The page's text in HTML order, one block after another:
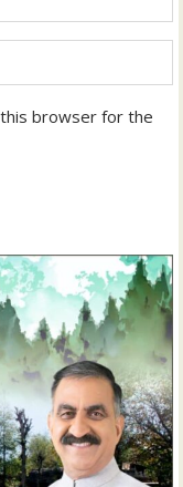
browser for the